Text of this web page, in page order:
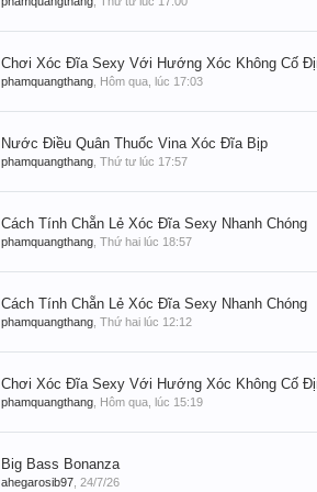
Chơi Xóc Đĩa Sexy Với Hướng Xóc Không Cố
phamquangthang Hôm qua, lúc 17:03
Nước Điều Quân Thuốc Vina Xóc Đĩa Bịp
phamquangthang Thứ tư lúc 17:57
Cách Tính Chẵn Lẻ Xóc Đĩa Sexy Nhanh Chóng
phamquangthang Thứ hai lúc 18:57
Cách Tính Chẵn Lẻ Xóc Đĩa Sexy Nhanh Chóng
phamquangthang Thứ hai lúc 12:12
Chơi Xóc Đĩa Sexy Với Hướng Xóc Không Cố
phamquangthang Hôm qua, lúc 15:19
Big Bass Bonanza
ahegarosib97 24/7/26